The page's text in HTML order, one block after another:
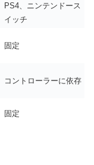
PS4、ニンテンドース
イッチ
固定
コントローラーに依存
固定